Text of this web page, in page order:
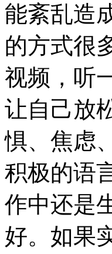
能紊乱造
的方式很
视频，听
让自己放
惧、焦虑
积极的语
作中还是
好。如果